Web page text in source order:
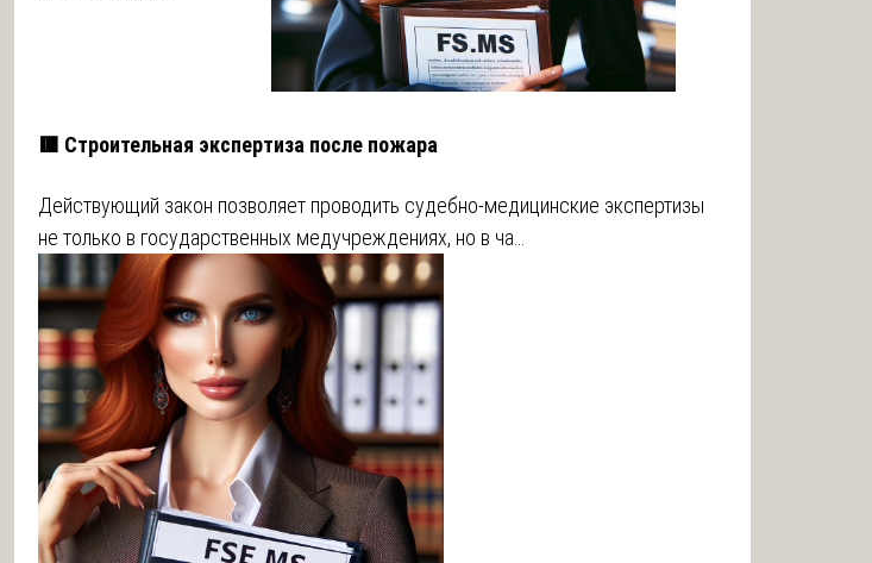
🟥 Строительная экспертиза после пожара
Действующий закон позволяет проводить судебно-медицинские экспертизы
не только в государственных медучреждениях, но в ча…